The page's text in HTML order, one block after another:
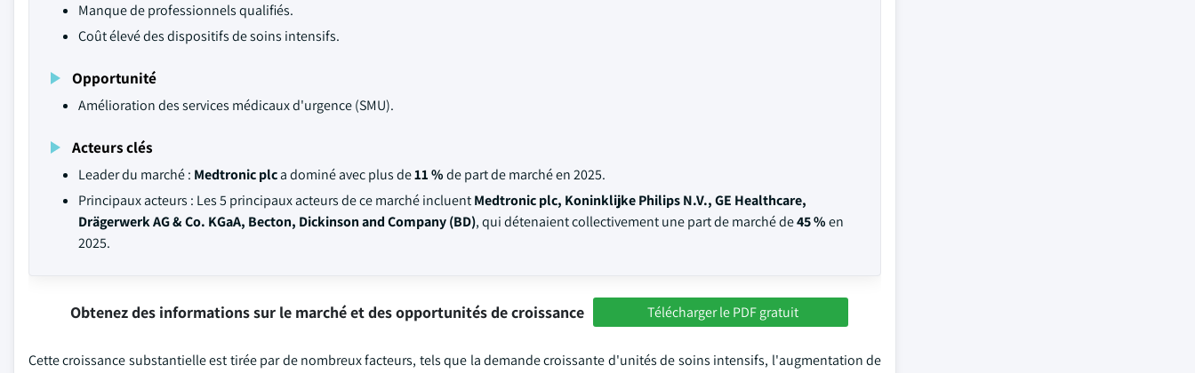
Manque de professionnels qualifiés.
Coût élevé des dispositifs de soins intensifs.
Opportunité
Amélioration des services médicaux d'urgence (SMU).
Acteurs clés
Leader du marché : Medtronic plca dominé avec plus de11 %de part de marché en 2025.
Principaux acteurs : Les 5 principaux acteurs de ce marché incluentMedtronic plc, Koninklijke Philips N.V., GE Healthcare,
Drägerwerk AG & Co. KGaA, Becton, Dickinson and Company (BD), qui détenaient collectivement une part de marché de45 %en
2025.
Obtenez des informations sur le marché et des opportunités de croissance Télécharger le PDF gratuit
Cette croissance substantielle est tirée par de nombreux facteurs, tels que la demande croissante d'unités de soins intensifs, l'augmentation de